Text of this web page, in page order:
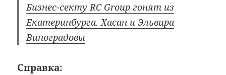
Бизнес-секту RC Group гонят из
Екатеринбурга. Хасан и Эльвира
Виноградовы
Справка: